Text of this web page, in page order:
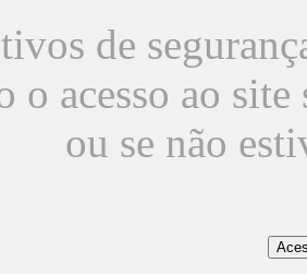
de
o acesso ao
ou se não